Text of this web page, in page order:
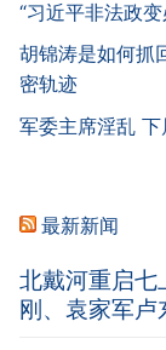
“习近平非法政
胡锦涛是如何抓
密轨迹
军委主席淫乱
最新新闻
北戴河重启七
刚、袁家军卢